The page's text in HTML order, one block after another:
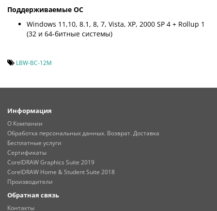
Поддерживаемые ОС
Windows 11,10, 8.1, 8, 7, Vista, XP, 2000 SP 4 + Rollup 1
(32 и 64-битные системы)
LBW-BC-12M
Информация
О Компании
Обработка персональных данных. Возврат. Доставка
Бесплатные услуги
Сертификаты
CorelDRAW Graphics Suite 2019
CorelDRAW Home & Student Suite 2018
Производители
Обратная связь
Контакты